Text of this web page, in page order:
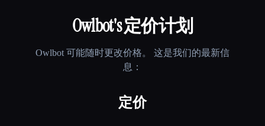
Owlbot's 定价计划
Owlbot 可能随时更改价格。 这是我们的最新信
息：
定价